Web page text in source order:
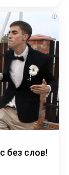
i
без слов!